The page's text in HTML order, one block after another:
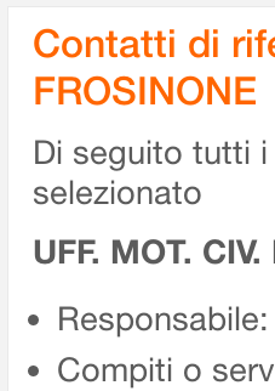
Contatti di
FROSINONE
Di seguito tutti
selezionato
UFF. MOT.
Compiti o